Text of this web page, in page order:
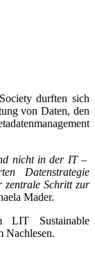
durften sich
von Daten, den
nicht in der IT –
Datenstrategie
zentrale Schritt zur
Mader.
LIT Sustainable
Nachlesen.